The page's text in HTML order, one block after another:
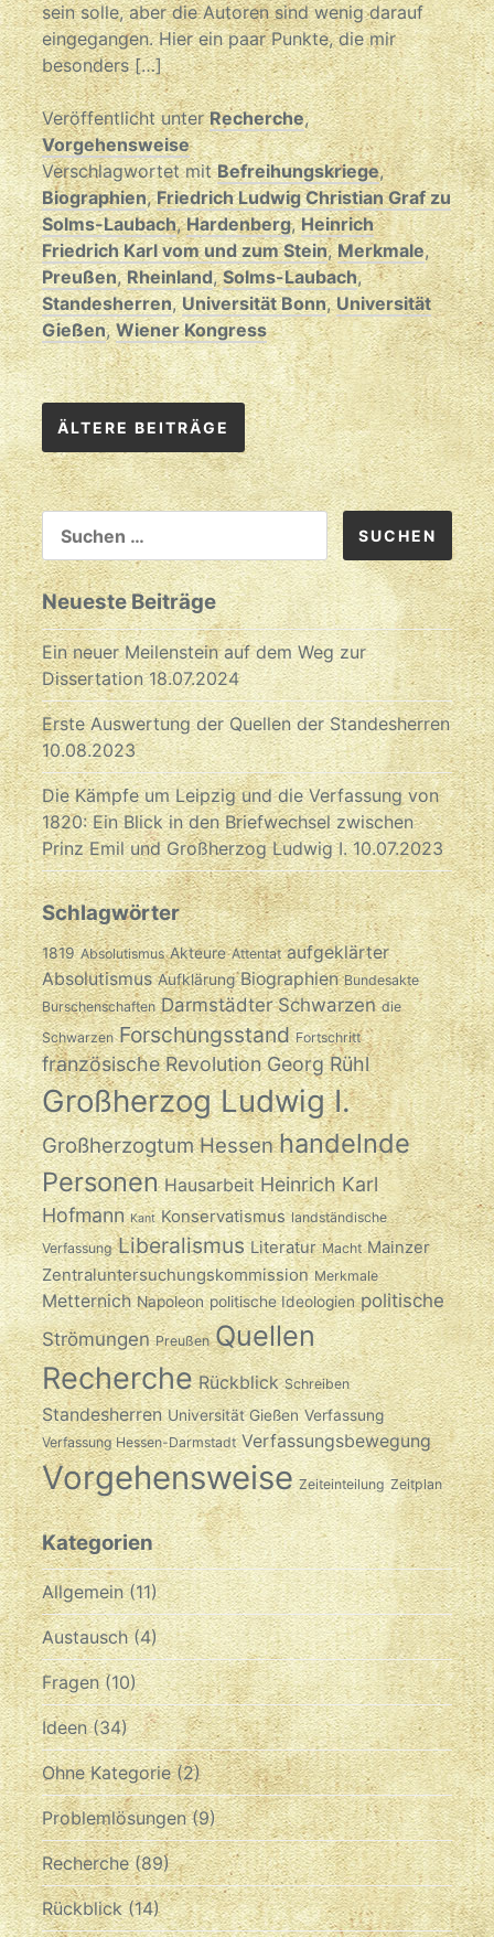
sein solle, aber die Autoren sind wenig darauf
eingegangen. Hier ein paar Punkte, die mir
besonders […]
Veröffentlicht unterRecherche,
Vorgehensweise
Verschlagwortet mitBefreihungskriege,
Biographien,Friedrich Ludwig Christian Graf zu
Solms-Laubach,Hardenberg,Heinrich
Friedrich Karl vom und zum Stein,Merkmale,
Preußen,Rheinland,Solms-Laubach,
Standesherren,Universität Bonn,Universität
Gießen,Wiener Kongress
Beitragsnavigation
ÄLTERE BEITRÄGE
SUCHEN
NACH:
Neueste Beiträge
Ein neuer Meilenstein auf dem Weg zur
Dissertation 18.07.2024
Erste Auswertung der Quellen der Standesherren
10.08.2023
Die Kämpfe um Leipzig und die Verfassung von
1820: Ein Blick in den Briefwechsel zwischen
Prinz Emil und Großherzog Ludwig I. 10.07.2023
Schlagwörter
1819 Absolutismus Akteure Attentat aufgeklärter
Absolutismus Aufklärung Biographien Bundesakte
Burschenschaften Darmstädter Schwarzen die
Schwarzen Forschungsstand Fortschritt
französische Revolution Georg Rühl
Großherzog Ludwig I.
Großherzogtum Hessen handelnde
Personen Hausarbeit Heinrich Karl
Hofmann Kant Konservatismus landständische
Verfassung Liberalismus Literatur Macht Mainzer
Zentraluntersuchungskommission Merkmale
Metternich Napoleon politische Ideologien politische
Strömungen Preußen Quellen
Recherche Rückblick Schreiben
Standesherren Universität Gießen Verfassung
Verfassung Hessen-Darmstadt Verfassungsbewegung
Vorgehensweise Zeiteinteilung Zeitplan
Kategorien
Allgemein(11)
Austausch(4)
Fragen(10)
Ideen(34)
Ohne Kategorie(2)
Problemlösungen(9)
Recherche(89)
Rückblick(14)